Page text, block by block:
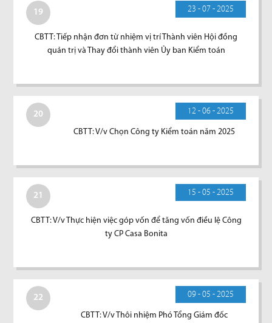
19 23 - 07 - 2025
CBTT: Tiếp nhận đơn từ nhiệm vị trí Thành viên Hội đồng
quản trị và Thay đổi thành viên Ủy ban Kiểm toán
20 12 - 06 - 2025
CBTT: V/v Chọn Công ty Kiểm toán năm 2025
21 15 - 05 - 2025
CBTT: V/v Thực hiện việc góp vốn để tăng vốn điều lệ Công
ty CP Casa Bonita
22 09 - 05 - 2025
CBTT: V/v Thôi nhiệm Phó Tổng Giám đốc